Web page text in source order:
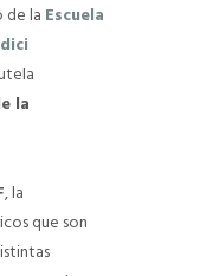
de la Escuela
la
, la
que son